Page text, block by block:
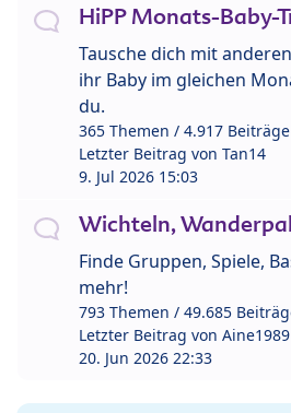
HiPP Monats-Baby-
Tausche dich mit
ihr Baby im gleichen
du.
365 Themen / 4.917 Beiträge
Letzter Beitrag von Tan14
9. Jul 2026 15:03
Wichteln,
Finde Gruppen, Spiele,
mehr!
793 Themen / 49.685
Letzter Beitrag von Aine1989
20. Jun 2026 22:33